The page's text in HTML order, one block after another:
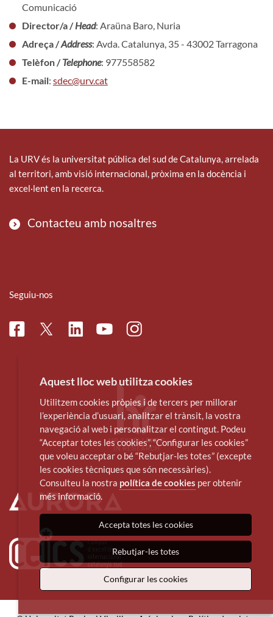
Comunicació
Director/a /Head: Araüna Baro, Nuria
Adreça /Address: Avda. Catalunya, 35 - 43002 Tarragona
Telèfon /Telephone: 977558582
E-mail: sdec@urv.cat
La URV és la universitat pública del sud de Catalunya, arrelada
al territori, amb visió internacional, pròxima en la docència i
excel·lent en la recerca.
Contacteu amb nosaltres
Seguiu-nos
FacebookTwitterLinkedinYoutubeInstagram
Aquest lloc web utilitza cookies
Utilitzem cookies pròpies i de tercers per millorar
l’experiència d’usuari, analitzar el trànsit, la vostra
navegació al web i personalitzar el contingut. Podeu
“Acceptar totes les cookies”, “Configurar les cookies”
que voleu acceptar o bé “Rebutjar-les totes” (excepte
les cookies tècniques que són necessàries).
Consulteu la nostra política de cookies per obtenir
més informació.
Accepta totes les cookies
Rebutjar-les totes
Configurar les cookies